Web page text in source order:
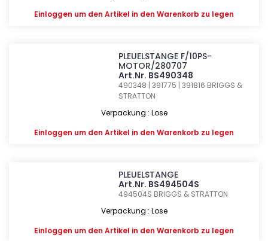
Einloggen um den Artikel in den Warenkorb zu legen
PLEUELSTANGE F/10PS-
MOTOR/280707
Art.Nr. BS490348
490348 | 391775 | 391816 BRIGGS &
STRATTON
Verpackung : Lose
Einloggen um den Artikel in den Warenkorb zu legen
PLEUELSTANGE
Art.Nr. BS494504S
494504S BRIGGS & STRATTON
Verpackung : Lose
Einloggen um den Artikel in den Warenkorb zu legen